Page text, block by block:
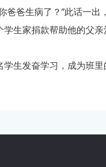
爸爸生病了？”此话一
生家捐款帮助他的父亲
学生发奋学习，成为班